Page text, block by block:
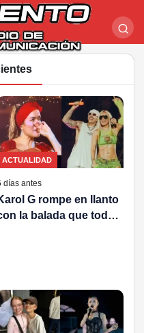
ACTUALIDAD
días antes
G rompe en llanto
la balada que todos